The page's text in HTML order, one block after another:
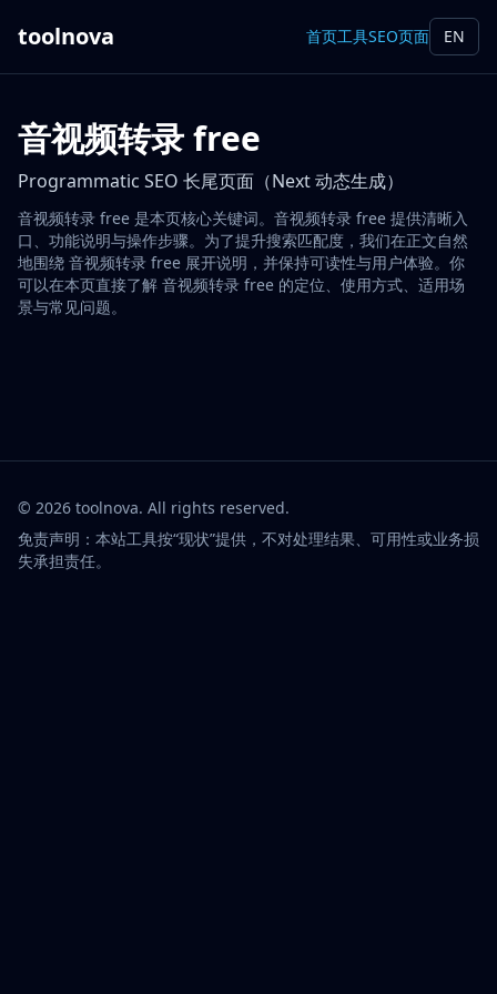
toolnova 首页工具SEO页面 EN
音视频转录 free
Programmatic SEO 长尾页面（Next 动态生成）
音视频转录 free 是本页核心关键词。音视频转录 free 提供清晰入
口、功能说明与操作步骤。为了提升搜索匹配度，我们在正文自然
地围绕 音视频转录 free 展开说明，并保持可读性与用户体验。你
可以在本页直接了解 音视频转录 free 的定位、使用方式、适用场
景与常见问题。
© 2026 toolnova. All rights reserved.
免责声明：本站工具按“现状”提供，不对处理结果、可用性或业务损
失承担责任。